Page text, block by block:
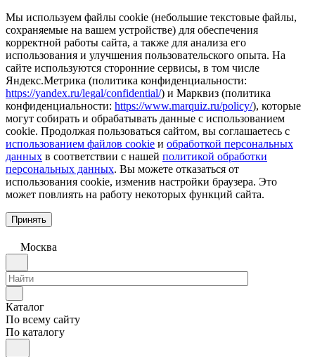
Мы используем файлы cookie (небольшие текстовые файлы,
сохраняемые на вашем устройстве) для обеспечения
корректной работы сайта, а также для анализа его
использования и улучшения пользовательского опыта. На
сайте используются сторонние сервисы, в том числе
Яндекс.Метрика (политика конфиденциальности:
https://yandex.ru/legal/confidential/) и Марквиз (политика
конфиденциальности: https://www.marquiz.ru/policy/), которые
могут собирать и обрабатывать данные с использованием
cookie. Продолжая пользоваться сайтом, вы соглашаетесь с
использованием файлов cookie и обработкой персональных
данных в соответствии с нашей политикой обработки
персональных данных. Вы можете отказаться от
использования cookie, изменив настройки браузера. Это
может повлиять на работу некоторых функций сайта.
Принять
Москва
Каталог
По всему сайту
По каталогу